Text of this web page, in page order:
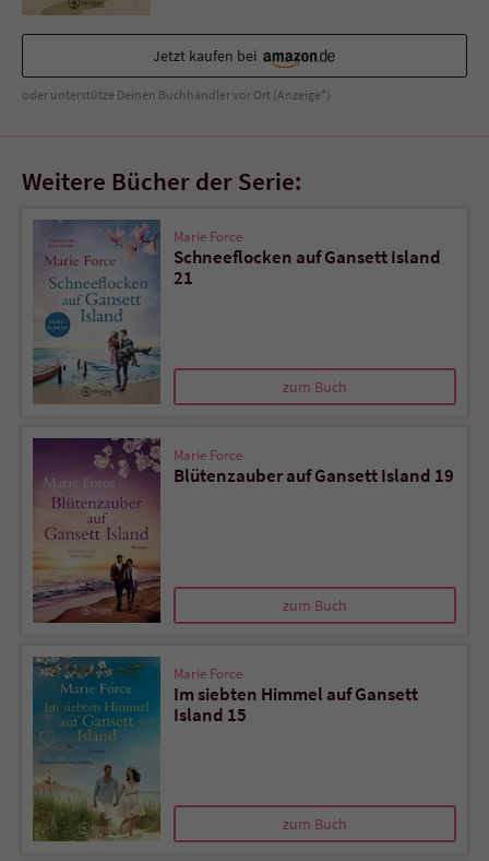
Jetzt kaufen bei
oder unterstütze Deinen Buchhändler vor Ort (Anzeige*)
Weitere Bücher der Serie:
Marie Force
Schneeflocken auf Gansett Island
21
zum Buch
Marie Force
Blütenzauber auf Gansett Island 19
zum Buch
Marie Force
Im siebten Himmel auf Gansett
Island 15
zum Buch